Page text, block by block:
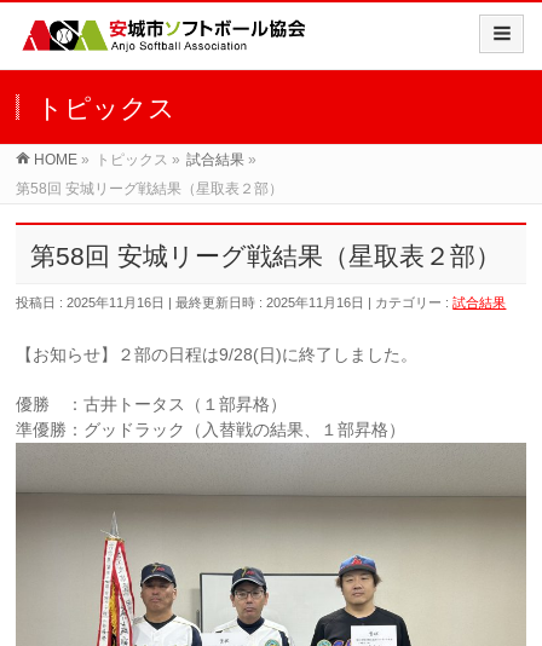
トピックス
HOME » トピックス » 試合結果 »
第58回 安城リーグ戦結果（星取表２部）
第58回 安城リーグ戦結果（星取表２部）
投稿日 : 2025年11月16日 最終更新日時 : 2025年11月16日 カテゴリー :試合結果
【お知らせ】２部の日程は9/28(日)に終了しました。
優勝 ：古井トータス（１部昇格）
準優勝：グッドラック（入替戦の結果、１部昇格）